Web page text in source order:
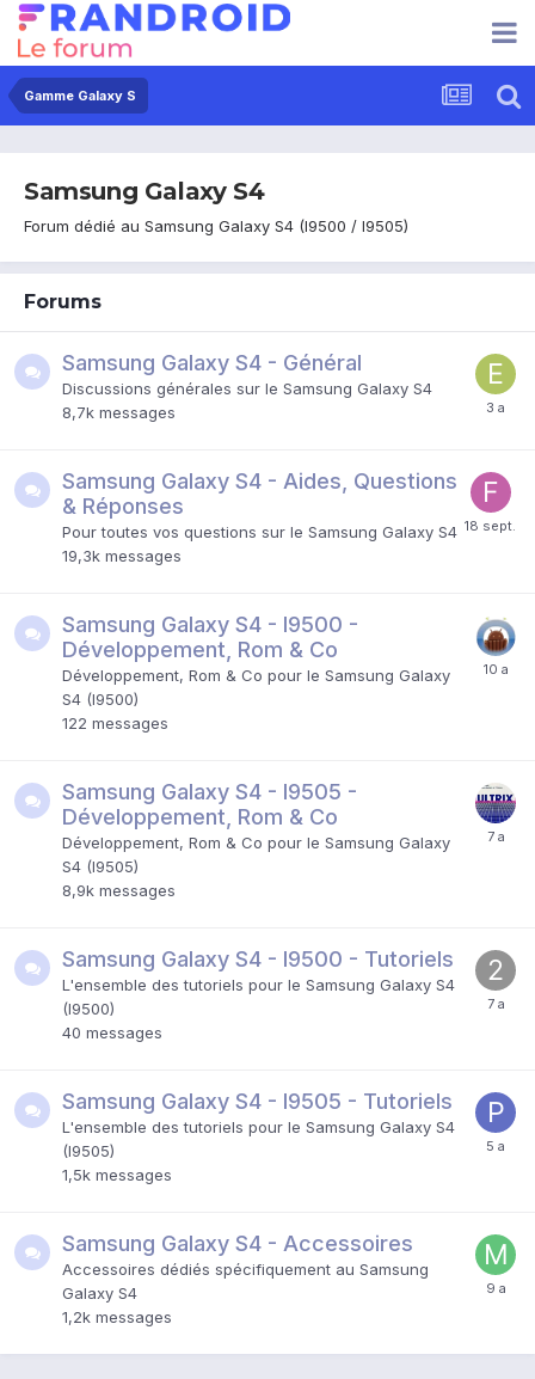
Gamme Galaxy S
Samsung Galaxy S4
Forum dédié au Samsung Galaxy S4 (I9500 / I9505)
Forums
Samsung Galaxy S4 - Général
Discussions générales sur le Samsung Galaxy S4
8,7k messages
Samsung Galaxy S4 - Aides, Questions
& Réponses
Pour toutes vos questions sur le Samsung Galaxy S4
19,3k messages
Samsung Galaxy S4 - I9500 -
Développement, Rom & Co
Développement, Rom & Co pour le Samsung Galaxy
S4 (I9500)
122 messages
Samsung Galaxy S4 - I9505 -
Développement, Rom & Co
Développement, Rom & Co pour le Samsung Galaxy
S4 (I9505)
8,9k messages
Samsung Galaxy S4 - I9500 - Tutoriels
L'ensemble des tutoriels pour le Samsung Galaxy S4
(I9500)
40 messages
Samsung Galaxy S4 - I9505 - Tutoriels
L'ensemble des tutoriels pour le Samsung Galaxy S4
(I9505)
1,5k messages
Samsung Galaxy S4 - Accessoires
Accessoires dédiés spécifiquement au Samsung
Galaxy S4
1,2k messages